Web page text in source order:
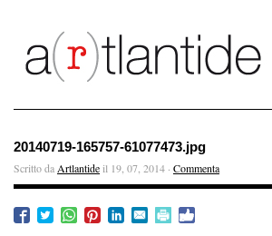
20140719-165757-61077473.jpg
Scritto da Artlantideil 19, 07, 2014 · Commenta